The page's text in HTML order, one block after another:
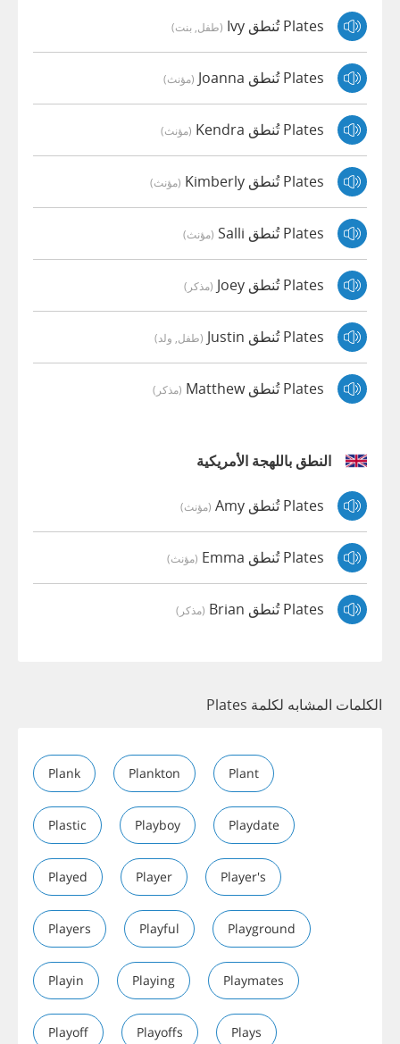
Plates تُنطق Ivy (طفل, بنت)
Plates تُنطق Joanna (مؤنث)
Plates تُنطق Kendra (مؤنث)
Plates تُنطق Kimberly (مؤنث)
Plates تُنطق Salli (مؤنث)
Plates تُنطق Joey (مذكر)
Plates تُنطق Justin (طفل, ولد)
Plates تُنطق Matthew (مذكر)
النطق باللهجة الأمريكية
Plates تُنطق Amy (مؤنث)
Plates تُنطق Emma (مؤنث)
Plates تُنطق Brian (مذكر)
الكلمات المشابه لكلمة Plates
Plank Plankton Plant
Plastic Playboy Playdate
Played Player Player's
Players Playful Playground
Playin Playing Playmates
Playoff Playoffs Plays